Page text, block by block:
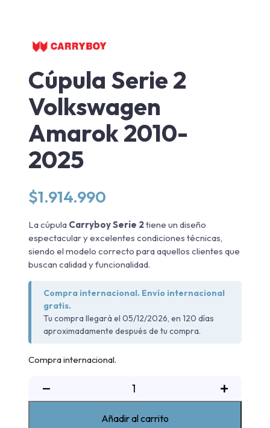
Cúpula Serie 2
Volkswagen
Amarok 2010-
2025
$1.914.990
La cúpula Carryboy Serie 2tiene un diseño
espectacular y excelentes condiciones técnicas,
siendo el modelo correcto para aquellos clientes que
buscan calidad y funcionalidad.
Compra internacional. Envío internacional
gratis.
Tu compra llegará el 05/12/2026, en 120 días
aproximadamente después de tu compra.
Compra internacional.
− +
Añadir al carrito